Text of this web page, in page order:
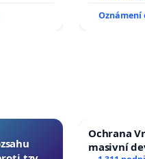
Ochrana
masivní